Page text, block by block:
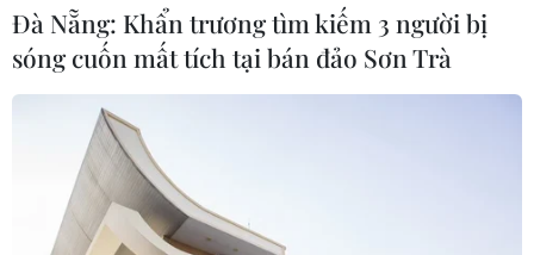
Đà Nẵng: Khẩn trương tìm kiếm 3 người bị
sóng cuốn mất tích tại bán đảo Sơn Trà